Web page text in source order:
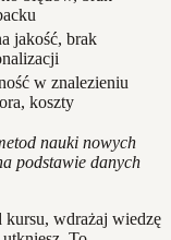
jakość, brak
w znalezieniu
koszty
nauki nowych
podstawie danych
kursu, wdrażaj wiedzę